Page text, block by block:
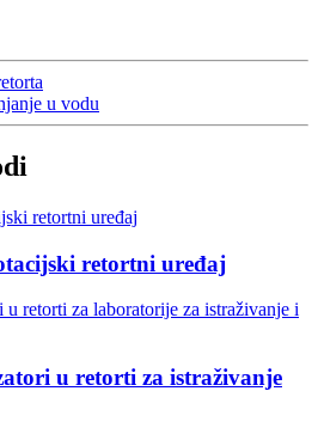
u vodu
retortni uređaj
u retorti za istraživanje